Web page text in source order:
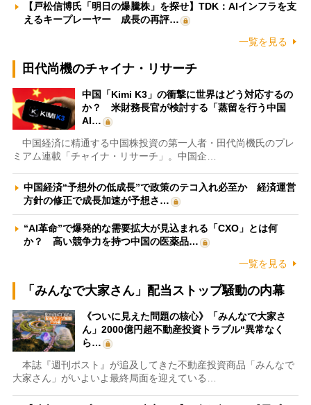
【戸松信博氏「明日の爆騰株」を探せ】TDK：AIインフラを支
えるキープレーヤー 成長の再評…
一覧を見る
田代尚機のチャイナ・リサーチ
中国「Kimi K3」の衝撃に世界はどう対応するの
か？ 米財務長官が検討する「蒸留を行う中国
AI…
中国経済に精通する中国株投資の第一人者・田代尚機氏のプレ
ミアム連載「チャイナ・リサーチ」。中国企…
中国経済“予想外の低成長”で政策のテコ入れ必至か 経済運営
方針の修正で成長加速が予想さ…
“AI革命”で爆発的な需要拡大が見込まれる「CXO」とは何
か？ 高い競争力を持つ中国の医薬品…
一覧を見る
「みんなで大家さん」配当ストップ騒動の内幕
《ついに見えた問題の核心》「みんなで大家さ
ん」2000億円超不動産投資トラブル“異常なく
ら…
本誌『週刊ポスト』が追及してきた不動産投資商品「みんなで
大家さん」がいよいよ最終局面を迎えている…